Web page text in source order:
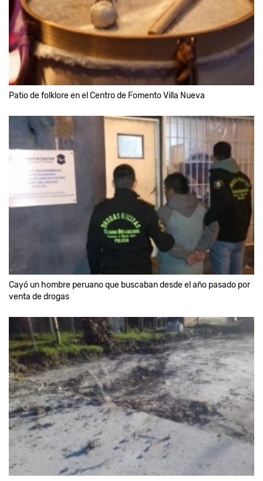
Patio de folklore en el Centro de Fomento Villa Nueva
Cayó un hombre peruano que buscaban desde el año pasado por
venta de drogas